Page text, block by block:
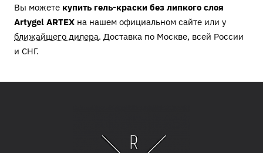
Вы можете купить гель-краски без липкого слоя
Artygel ARTEX на нашем официальном сайте или у
ближайшего дилера. Доставка по Москве, всей России
и СНГ.